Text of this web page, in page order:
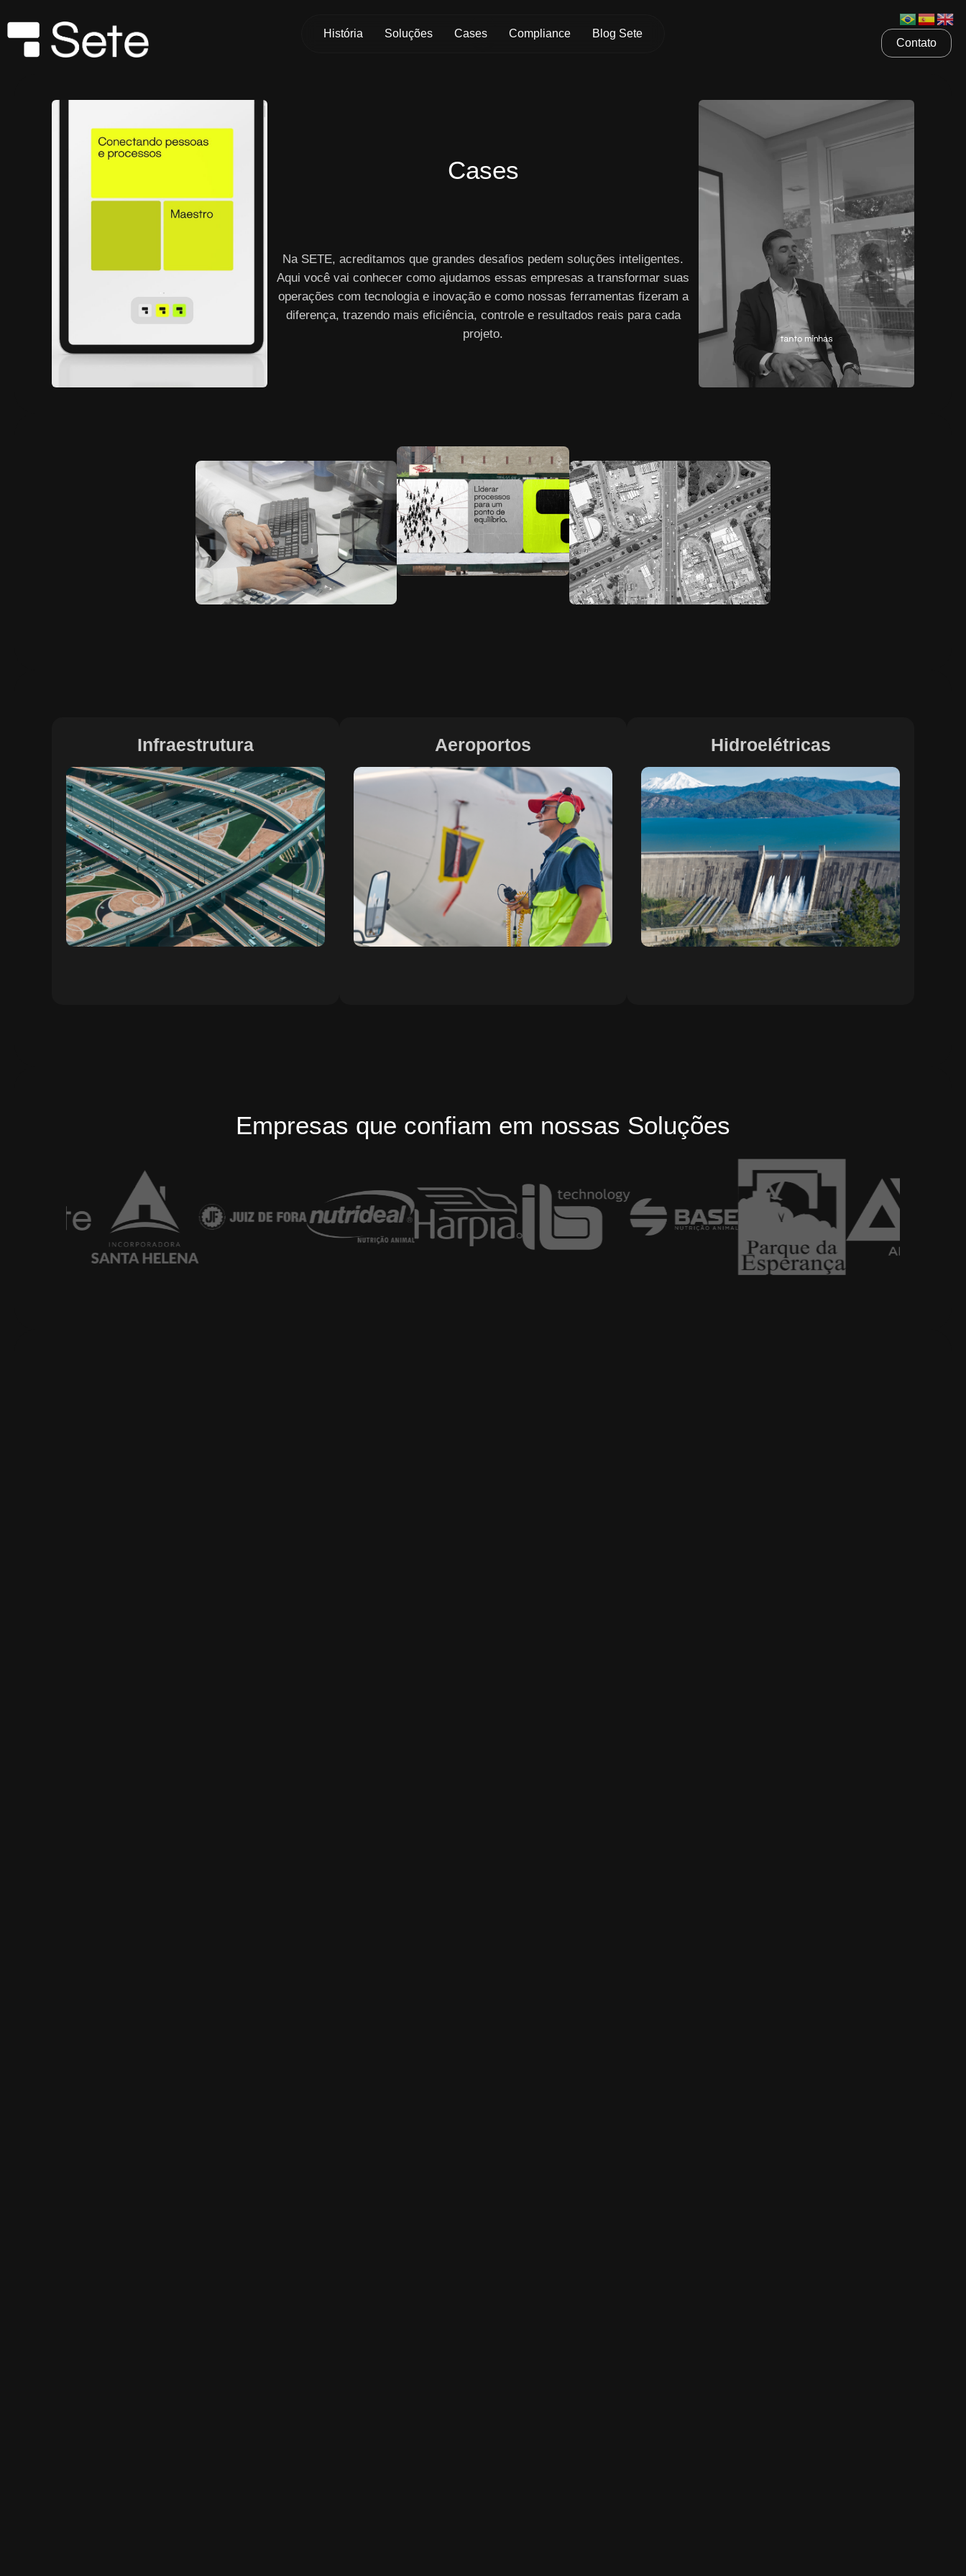
História Soluções Cases Compliance Blog Sete
Contato
Cases
Na SETE, acreditamos que grandes desafios pedem soluções inteligentes.
Aqui você vai conhecer como ajudamos essas empresas a transformar suas
operações com tecnologia e inovação e como nossas ferramentas fizeram a
diferença, trazendo mais eficiência, controle e resultados reais para cada
projeto.
Infraestrutura Aeroportos Hidroelétricas
Empresas que confiam em nossas Soluções